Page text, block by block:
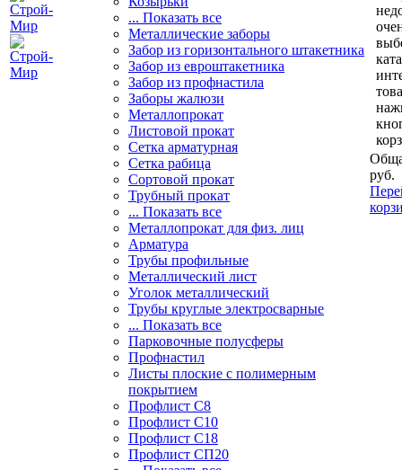
... Показать все
Металлические заборы
Забор из горизонтального штакетника
Забор из евроштакетника
Забор из профнастила
Заборы жалюзи
Металлопрокат
Листовой прокат
Сетка арматурная
Сетка рабица
Сортовой прокат
Трубный прокат
... Показать все
Металлопрокат для физ. лиц
Арматура
Трубы профильные
Металлический лист
Уголок металлический
Трубы круглые электросварные
... Показать все
Парковочные полусферы
Профнастил
Листы плоские с полимерным
покрытием
Профлист С8
Профлист С10
Профлист С18
Профлист СП20
руб.